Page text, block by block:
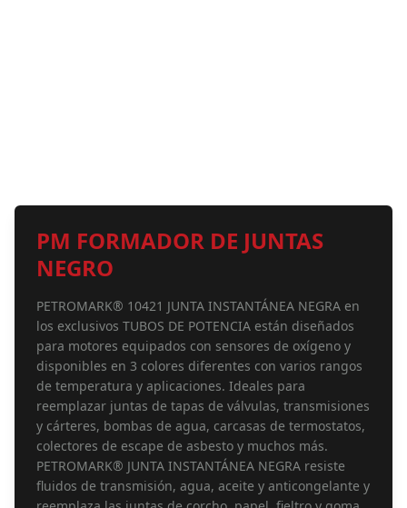
PM FORMADOR DE JUNTAS
NEGRO
PETROMARK® 10421 JUNTA INSTANTÁNEA NEGRA en
los exclusivos TUBOS DE POTENCIA están diseñados
para motores equipados con sensores de oxígeno y
disponibles en 3 colores diferentes con varios rangos
de temperatura y aplicaciones. Ideales para
reemplazar juntas de tapas de válvulas, transmisiones
y cárteres, bombas de agua, carcasas de termostatos,
colectores de escape de asbesto y muchos más.
PETROMARK® JUNTA INSTANTÁNEA NEGRA resiste
fluidos de transmisión, agua, aceite y anticongelante y